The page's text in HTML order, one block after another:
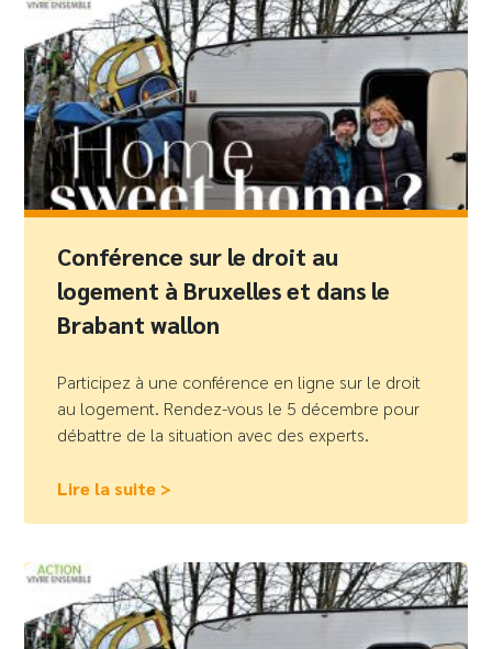
Conférence sur le droit au
logement à Bruxelles et dans le
Brabant wallon
Participez à une conférence en ligne sur le droit
au logement. Rendez-vous le 5 décembre pour
débattre de la situation avec des experts.
Lire la suite >